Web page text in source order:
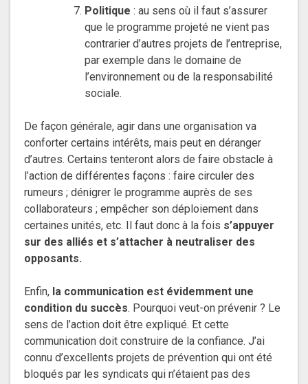
Politique : au sens où il faut s’assurer
que le programme projeté ne vient pas
contrarier d’autres projets de l’entreprise,
par exemple dans le domaine de
l’environnement ou de la responsabilité
sociale.
De façon générale, agir dans une organisation va
conforter certains intérêts, mais peut en déranger
d’autres. Certains tenteront alors de faire obstacle à
l’action de différentes façons : faire circuler des
rumeurs ; dénigrer le programme auprès de ses
collaborateurs ; empêcher son déploiement dans
certaines unités, etc. Il faut donc à la fois s’appuyer
sur des alliés et s’attacher à neutraliser des
opposants.
Enfin, la communication est évidemment une
condition du succès. Pourquoi veut-on prévenir ? Le
sens de l’action doit être expliqué. Et cette
communication doit construire de la confiance. J’ai
connu d’excellents projets de prévention qui ont été
bloqués par les syndicats qui n’étaient pas des